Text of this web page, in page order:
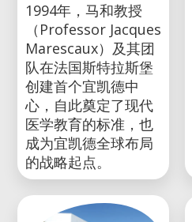
1994年，马和教授
（Professor Jacques
Marescaux）及其团
队在法国斯特拉斯堡
创建首个宜凯德中
心，自此奠定了现代
医学教育的标准，也
成为宜凯德全球布局
的战略起点。